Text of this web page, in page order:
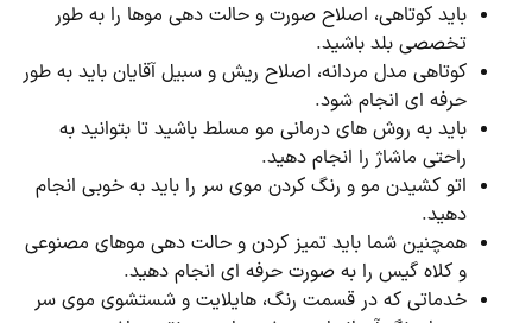
باید کوتاهی، اصلاح صورت و حالت دهی موها را به طور
تخصصی بلد باشید.
کوتاهی مدل مردانه، اصلاح ریش و سبیل آقایان باید به طور
حرفه ای انجام شود.
باید به روش های درمانی مو مسلط باشید تا بتوانید به
راحتی ماشاژ را انجام دهید.
اتو کشیدن مو و رنگ کردن موی سر را باید به خوبی انجام
دهید.
همچنین شما باید تمیز کردن و حالت دهی موهای مصنوعی
و کلاه گیس را به صورت حرفه ای انجام دهید.
خدماتی که در قسمت رنگ، هایلایت و شستشوی موی سر